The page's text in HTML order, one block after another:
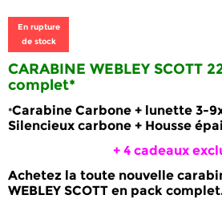
En rupture
de stock
CARABINE WEBLEY SCOTT
complet*
*Carabine Carbone + lunette 3-
Silencieux carbone + Housse
+ 4 cadeaux
Achetez la toute nouvelle
WEBLEY SCOTT en pack